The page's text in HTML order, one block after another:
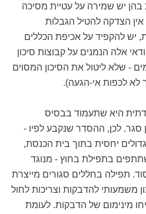
יש שמירה על עטיית מסיכה
אין הצדקה להטיל הגבלות
יש להקפיד על אכיפת הכללים
אלה הנמנים על קבוצות סיכון
- שלא ליטול את הסיכון המסוים
לא לכפות אי-הגעה).
היא שתעמוד בבסיס
סגר. לכן, ההסדר שנקבע לפיו -
יחסית בתוך בית הכנסת,
בתפילת בחוץ - מנוגד
תפילה בחללים סגורים מייצרת
משמעותי להדבקות וצריכות לחול
מינימום של הדבקות. לעומת